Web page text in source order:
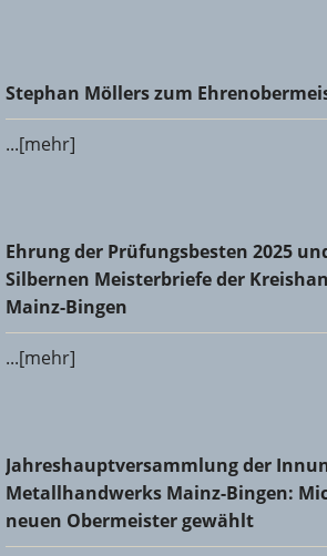
Stephan Möllers zum
Stephan Möllers zum
...[mehr]
Ehrung der Prüfungsbesten 2025
Silbernen Meisterbriefe der
Bingen
Ehrung der Prüfungsbesten 2025
Silbernen Meisterbriefe der
Mainz-Bingen
...[mehr]
Jahreshauptversammlung der Innung
Metallhandwerks Mainz-Bingen:
Obermeister gewählt
Jahreshauptversammlung der
Metallhandwerks Mainz-Bingen:
neuen Obermeister gewählt